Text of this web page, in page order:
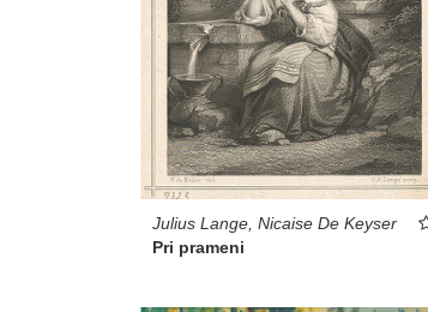
Julius Lange, Nicaise De Keyser
Pri prameni